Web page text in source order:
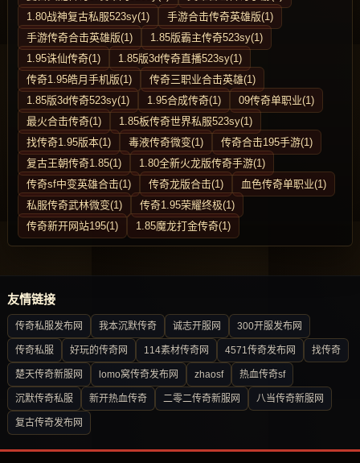
1.80战神复古私服523sy(1)
手游合击传奇英雄版(1)
手游传奇合击英雄版(1)
1.85版霸主传奇523sy(1)
1.95诛仙传奇(1)
1.85版3d传奇直播523sy(1)
传奇1.95皓月手机版(1)
传奇三职业合击英雄(1)
1.85版3d传奇523sy(1)
1.95合成传奇(1)
09传奇单职业(1)
最火合击传奇(1)
1.85板传奇世界私服523sy(1)
找传奇1.95版本(1)
毒液传奇微变(1)
传奇合击195手游(1)
复古王朝传奇1.85(1)
1.80全新火龙版传奇手游(1)
传奇sf中变英雄合击(1)
传奇龙版合击(1)
血色传奇单职业(1)
私服传奇武林微变(1)
传奇1.95荣耀终极(1)
传奇新开网站195(1)
1.85魔龙打金传奇(1)
友情链接
传奇私服发布网 我本沉默传奇 诚志开服网 300开服发布网
传奇私服 好玩的传奇网 114素材传奇网 4571传奇发布网 找传奇
楚天传奇新服网 lomo窝传奇发布网 zhaosf 热血传奇sf
沉默传奇私服 新开热血传奇 二零二传奇新服网 八当传奇新服网
复古传奇发布网